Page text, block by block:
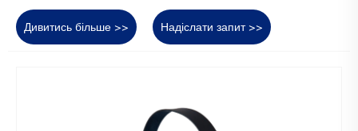
Дивитись більше >> Надіслати запит >>